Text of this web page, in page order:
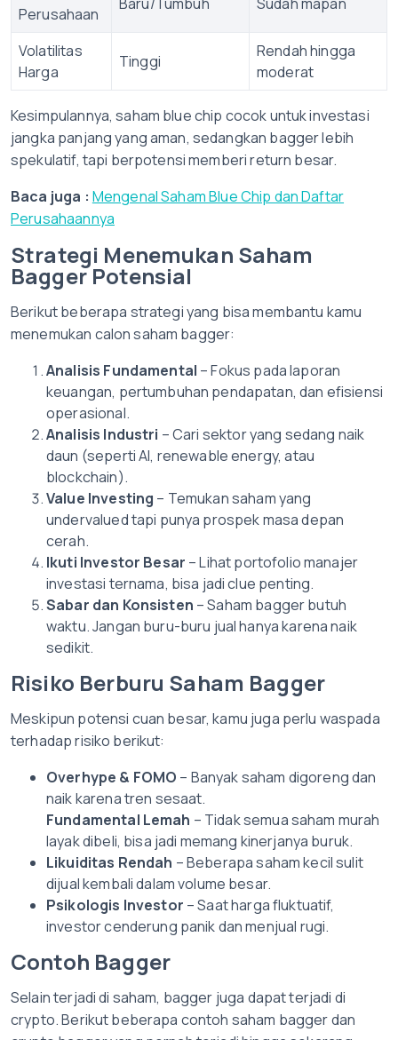
Perusahaan
Volatilitas
Harga
Tinggi
Rendah hingga
moderat
Kesimpulannya, saham blue chip cocok untuk investasi
jangka panjang yang aman, sedangkan bagger lebih
spekulatif, tapi berpotensi memberi return besar.
Baca juga : Mengenal Saham Blue Chip dan Daftar
Perusahaannya
Strategi Menemukan Saham
Bagger Potensial
Berikut beberapa strategi yang bisa membantu kamu
menemukan calon saham bagger:
Analisis Fundamental – Fokus pada laporan
keuangan, pertumbuhan pendapatan, dan efisiensi
operasional.
Analisis Industri – Cari sektor yang sedang naik
daun (seperti AI, renewable energy, atau
blockchain).
Value Investing – Temukan saham yang
undervalued tapi punya prospek masa depan
cerah.
Ikuti Investor Besar – Lihat portofolio manajer
investasi ternama, bisa jadi clue penting.
Sabar dan Konsisten – Saham bagger butuh
waktu. Jangan buru-buru jual hanya karena naik
sedikit.
Risiko Berburu Saham Bagger
Meskipun potensi cuan besar, kamu juga perlu waspada
terhadap risiko berikut:
Overhype & FOMO – Banyak saham digoreng dan
naik karena tren sesaat.
Fundamental Lemah – Tidak semua saham murah
layak dibeli, bisa jadi memang kinerjanya buruk.
Likuiditas Rendah – Beberapa saham kecil sulit
dijual kembali dalam volume besar.
Psikologis Investor – Saat harga fluktuatif,
investor cenderung panik dan menjual rugi.
Contoh Bagger
Selain terjadi di saham, bagger juga dapat terjadi di
crypto. Berikut beberapa contoh saham bagger dan